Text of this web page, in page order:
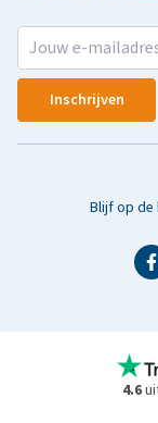
Inschrijven
Blijf op de
4.6